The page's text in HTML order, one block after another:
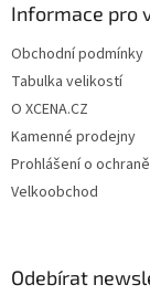
Informace pro
Obchodní podmínky
Tabulka velikostí
O XCENA.CZ
Kamenné prodejny
Prohlášení o
Velkoobchod
Odebírat